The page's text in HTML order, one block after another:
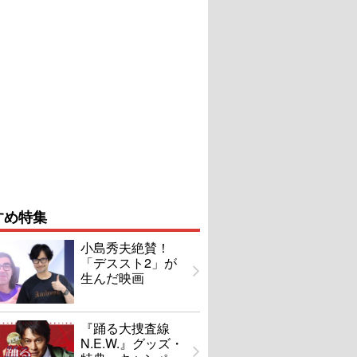
特集
小島秀夫絶賛！
「デススト2」が
生んだ映画
『踊る大捜査線
N.E.W.』グッズ・